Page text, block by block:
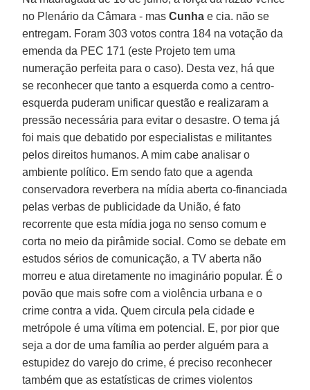
no Plenário da Câmara - masCunha e cia. não se
entregam. Foram 303 votos contra 184 na votação da
emenda da PEC 171 (este Projeto tem uma
numeração perfeita para o caso). Desta vez, há que
se reconhecer que tanto a esquerda como a centro-
esquerda puderam unificar questão e realizaram a
pressão necessária para evitar o desastre. O tema já
foi mais que debatido por especialistas e militantes
pelos direitos humanos. A mim cabe analisar o
ambiente político. Em sendo fato que a agenda
conservadora reverbera na mídia aberta co-financiada
pelas verbas de publicidade da União, é fato
recorrente que esta mídia joga no senso comum e
corta no meio da pirâmide social. Como se debate em
estudos sérios de comunicação, a TV aberta não
morreu e atua diretamente no imaginário popular. É o
povão que mais sofre com a violência urbana e o
crime contra a vida. Quem circula pela cidade e
metrópole é uma vítima em potencial. E, por pior que
seja a dor de uma família ao perder alguém para a
estupidez do varejo do crime, é preciso reconhecer
também que as estatísticas de crimes violentos